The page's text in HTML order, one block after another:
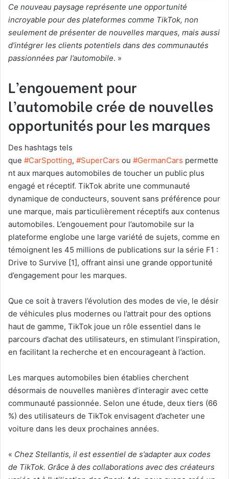
Ce nouveau paysage représente une opportunité
incroyable pour des plateformes comme TikTok, non
seulement de présenter de nouvelles marques, mais aussi
d’intégrer les clients potentiels dans des communautés
passionnées par l’automobile. »
L’engouement pour
l’automobile crée de nouvelles
opportunités pour les marques
Des hashtags tels
que #CarSpotting, #SuperCars ou #GermanCars permette
nt aux marques automobiles de toucher un public plus
engagé et réceptif. TikTok abrite une communauté
dynamique de conducteurs, souvent sans préférence pour
une marque, mais particulièrement réceptifs aux contenus
automobiles. L’engouement pour l’automobile sur la
plateforme englobe une large variété de sujets, comme en
témoignent les 45 millions de publications sur la série F1 :
Drive to Survive [1], offrant ainsi une grande opportunité
d’engagement pour les marques.
Que ce soit à travers l’évolution des modes de vie, le désir
de véhicules plus modernes ou l’attrait pour des options
haut de gamme, TikTok joue un rôle essentiel dans le
parcours d’achat des utilisateurs, en stimulant l’inspiration,
en facilitant la recherche et en encourageant à l’action.
Les marques automobiles bien établies cherchent
désormais de nouvelles manières d’interagir avec cette
communauté passionnée. Selon une étude, deux tiers (66
%) des utilisateurs de TikTok envisagent d’acheter une
voiture dans les deux prochaines années.
« Chez Stellantis, il est essentiel de s’adapter aux codes
de TikTok. Grâce à des collaborations avec des créateurs